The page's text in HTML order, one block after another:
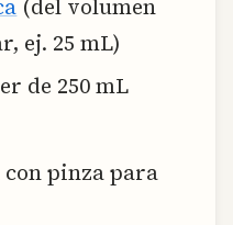
(del volumen
ej. 25 mL)
de 250 mL
pinza para